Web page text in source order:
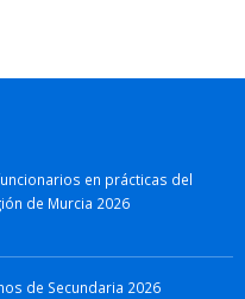
en prácticas del
de Murcia 2026
de Secundaria 2026